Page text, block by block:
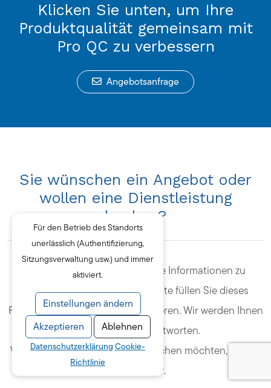
Klicken Sie unten, um Ihre
Produktqualität gemeinsam mit
Pro QC zu verbessern
Angebotsanfrage
Sie wünschen ein Angebot oder
wollen eine Dienstleistung
buchen?
Gerne geben wir Ihnen weitere Informationen zu
unseren Qualitätslösungen. Bitte füllen Sie dieses
Formular aus, um uns zu kontaktieren. Wir werden Ihnen
schnellstmöglich antworten.
Wenn Sie Ihren Lebenslauf einreichen möchten, klicken
hier.
Für den Betrieb des Standorts
unerlässlich (Authentifizierung,
Sitzungsverwaltung usw.) und immer
aktiviert.
Einstellungen ändern
Akzeptieren
Ablehnen
Datenschutzerklärung Cookie-
Richtlinie